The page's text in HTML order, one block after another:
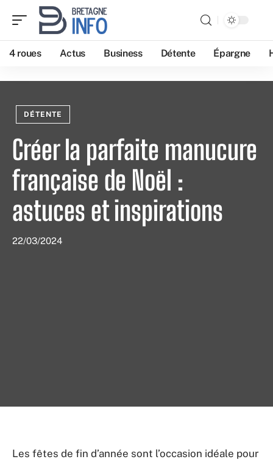
4 roues Actus Business Détente Épargne
DÉTENTE
Créer la parfaite manucure
française de Noël :
astuces et inspirations
22/03/2024
Les fêtes de fin d’année sont l’occasion idéale pour